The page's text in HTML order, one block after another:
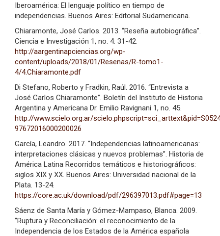
Iberoamérica: El lenguaje político en tiempo de
independencias. Buenos Aires: Editorial Sudamericana.
Chiaramonte, José Carlos. 2013. “Reseña autobiográfica”.
Ciencia e Investigación 1, no. 4: 31-42.
http://aargentinapciencias.org/wp-
content/uploads/2018/01/Resenas/R-tomo1-
4/4.Chiaramonte.pdf
Di Stefano, Roberto y Fradkin, Raúl. 2016. “Entrevista a
José Carlos Chiaramonte”. Boletín del Instituto de Historia
Argentina y Americana Dr. Emilio Ravignani 1, no. 45.
http://www.scielo.org.ar/
97672016000200026
García, Leandro. 2017. “Independencias latinoamericanas:
interpretaciones clásicas y nuevos problemas”. Historia de
América Latina Recorridos temáticos e historiográficos:
siglos XIX y XX. Buenos Aires: Universidad nacional de la
Plata. 13-24.
https://core.ac.uk/download/pdf/296397013.pdf#page=13
Sáenz de Santa María y Gómez-Mampaso, Blanca. 2009.
“Ruptura y Reconciliación: el reconocimiento de la
Independencia de los Estados de la América española